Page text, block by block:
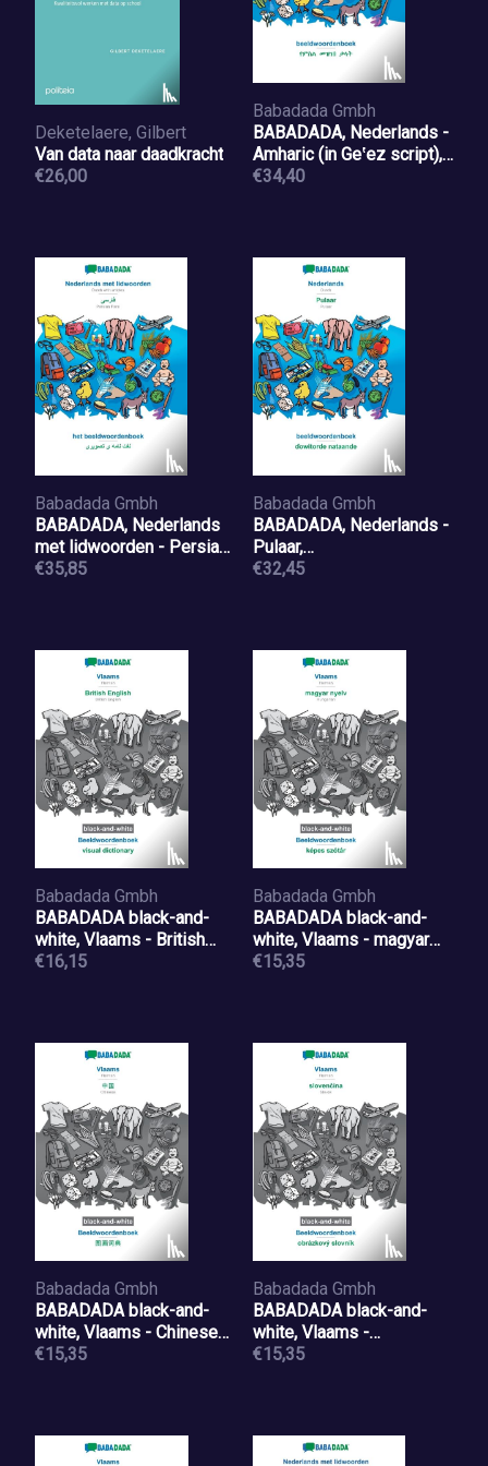
Deketelaere, Gilbert
Van data naar daadkracht
€26,00
Babadada Gmbh
BABADADA, Nederlands -
Amharic (in Geʽez script),
beeldwoordenboek -
€34,40
Babadada Gmbh
BABADADA, Nederlands
met lidwoorden - Persian
Farsi (in arabic script), het
€35,85
Babadada Gmbh
BABADADA, Nederlands -
Pulaar,
beeldwoordenboek -
€32,45
Babadada Gmbh
BABADADA black-and-
white, Vlaams - British
English,
€16,15
Babadada Gmbh
BABADADA black-and-
white, Vlaams - magyar
nyelv, Beeldwoordenboek
€15,35
Babadada Gmbh
BABADADA black-and-
white, Vlaams - Chinese
(in chinese script),
€15,35
Babadada Gmbh
BABADADA black-and-
white, Vlaams -
slovenčina,
€15,35